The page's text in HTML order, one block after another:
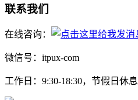
联系我们
在线咨询：
微信号：itpux-com
工作日：9:30-18:30，节假日休息